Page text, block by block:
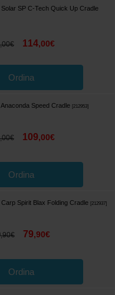
SP C-Tech Quick Up Cradle
,00€ 114,00€
Ordina
Speed Cradle [212953]
,00€ 109,00€
Ordina
Spirit Blax Folding Cradle [212937]
,90€ 79,90€
Ordina